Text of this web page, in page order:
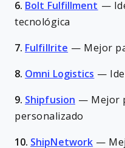
6. Bolt Fulfillment —
tecnológica
7. Fulfillrite — Mejor
8. Omni Logistics —
9. Shipfusion — Mejor
personalizado
10. ShipNetwork —